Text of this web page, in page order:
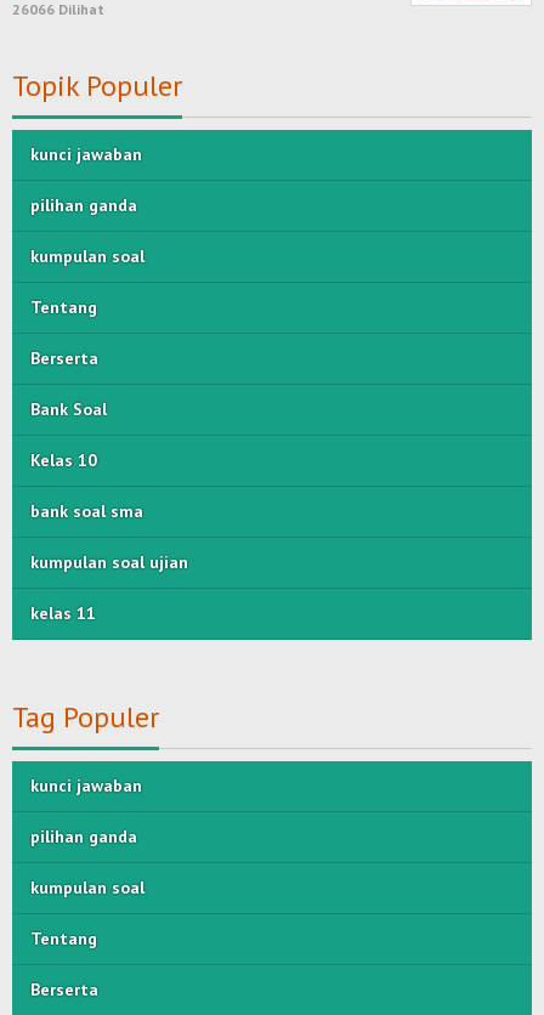
26066 Dilihat
Topik Populer
kunci jawaban
pilihan ganda
kumpulan soal
Tentang
Berserta
Bank Soal
Kelas 10
bank soal sma
kumpulan soal ujian
kelas 11
Tag Populer
kunci jawaban
pilihan ganda
kumpulan soal
Tentang
Berserta